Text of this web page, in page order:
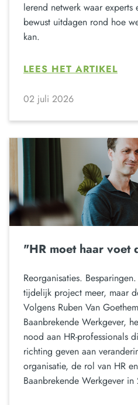
lerend netwerk waar experts
bewust uitdagen rond hoe
kan.
LEES HET ARTIKEL
02 juli 2026
"HR moet haar voet
Reorganisaties.
tijdelijk project meer, maar
Volgens Ruben Van
Baanbrekende Werkgever,
nood aan HR-professionals
richting geven aan
organisatie, de rol van HR
Baanbrekende Werkgever